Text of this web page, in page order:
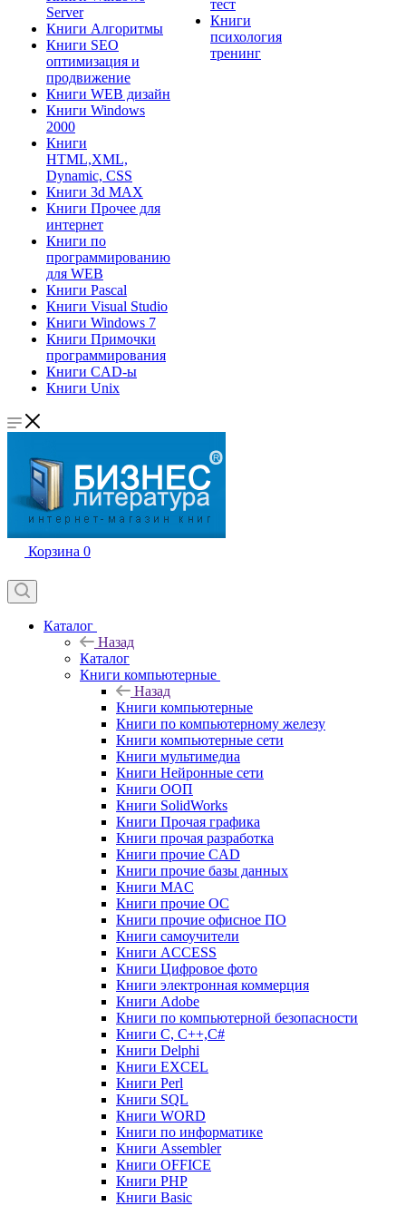
Server
Книги Алгоритмы
Книги SEO
оптимизация и
продвижение
Книги WEB дизайн
Книги Windows
2000
Книги
HTML,XML,
Dynamic, CSS
Книги 3d MAX
Книги Прочее для
интернет
Книги по
программированию
для WEB
Книги Pascal
Книги Visual Studio
Книги Windows 7
Книги Примочки
программирования
Книги CAD-ы
Книги Unix
тест
Книги
психология
тренинг
Корзина 0
Каталог
Назад
Каталог
Книги компьютерные
Назад
Книги компьютерные
Книги по компьютерному железу
Книги компьютерные сети
Книги мультимедиа
Книги Нейронные сети
Книги ООП
Книги SolidWorks
Книги Прочая графика
Книги прочая разработка
Книги прочие CAD
Книги прочие базы данных
Книги MAC
Книги прочие ОС
Книги прочие офисное ПО
Книги самоучители
Книги ACCESS
Книги Цифровое фото
Книги электронная коммерция
Книги Adobe
Книги по компьютерной безопасности
Книги C, C++,С#
Книги Delphi
Книги EXCEL
Книги Perl
Книги SQL
Книги WORD
Книги по информатике
Книги Assembler
Книги OFFICE
Книги PHP
Книги Basic